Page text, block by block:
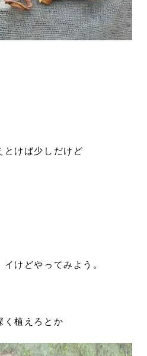
とけば少しだけど
けどやってみよう。
く植えろとか